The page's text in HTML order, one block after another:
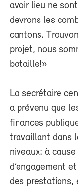
avoir lieu ne
devrons les
cantons.
projet, nous
bataille!»
La secrétaire
a prévenu que
finances
travaillant dans
niveaux: à
d’engagement
des prestations,